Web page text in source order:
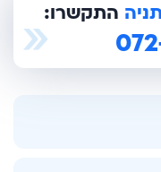
התקשרו: